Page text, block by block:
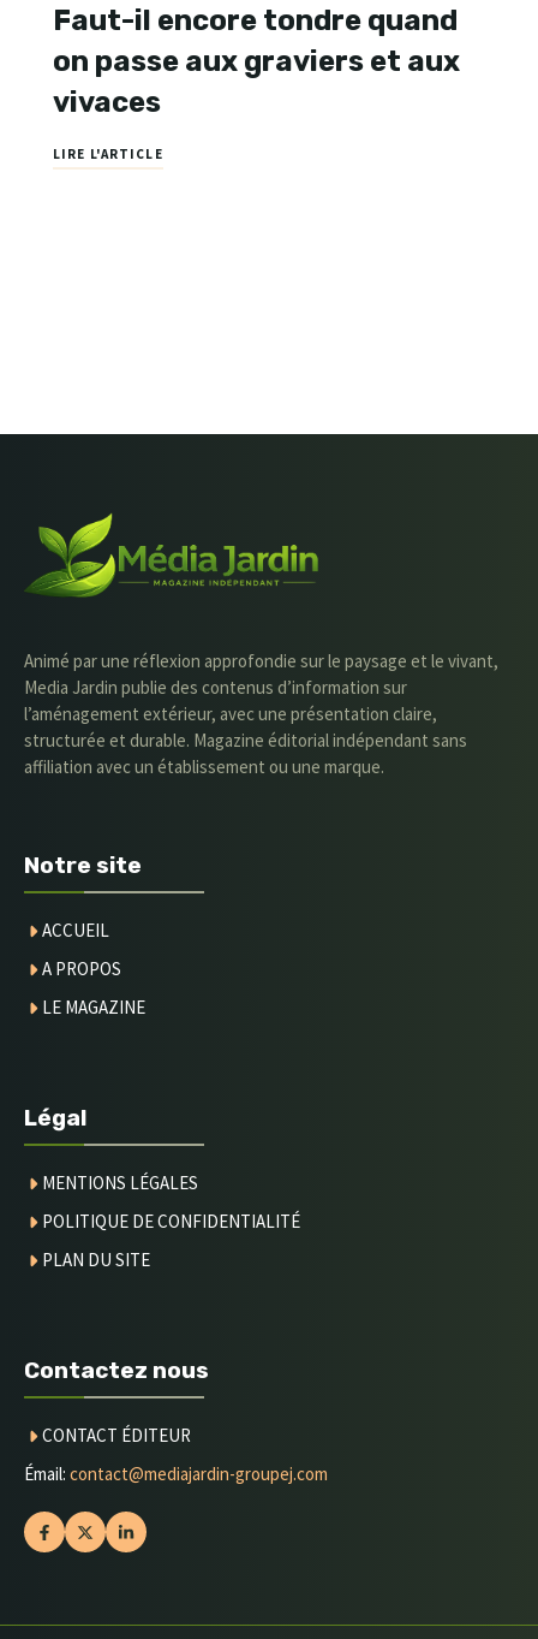
Faut-il encore tondre quand
on passe aux graviers et aux
vivaces
LIRE L'ARTICLE
Animé par une réflexion approfondie sur le paysage et le vivant,
Media Jardin publie des contenus d’information sur
l’aménagement extérieur, avec une présentation claire,
structurée et durable. Magazine éditorial indépendant sans
affiliation avec un établissement ou une marque.
Notre site
ACCUEIL
A PROPOS
LE MAGAZINE
Légal
MENTIONS LÉGALES
POLITIQUE DE CONFIDENTIALITÉ
PLAN DU SITE
Contactez nous
CONTACT ÉDITEUR
Émail: contact@mediajardin-groupej.com